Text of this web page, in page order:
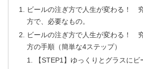
ビールの注ぎ方で人生が変わる！
方で、必要なもの。
ビールの注ぎ方で人生が変わる！
方の手順（簡単な4ステップ）
【STEP1】ゆっくりとグラスにビ